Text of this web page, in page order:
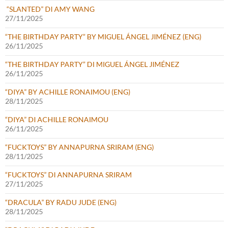
“SLANTED” DI AMY WANG
27/11/2025
“THE BIRTHDAY PARTY” BY MIGUEL ÁNGEL JIMÉNEZ (ENG)
26/11/2025
“THE BIRTHDAY PARTY” DI MIGUEL ÁNGEL JIMÉNEZ
26/11/2025
“DIYA” BY ACHILLE RONAIMOU (ENG)
28/11/2025
“DIYA” DI ACHILLE RONAIMOU
26/11/2025
“FUCKTOYS” BY ANNAPURNA SRIRAM (ENG)
28/11/2025
“FUCKTOYS” DI ANNAPURNA SRIRAM
27/11/2025
“DRACULA” BY RADU JUDE (ENG)
28/11/2025